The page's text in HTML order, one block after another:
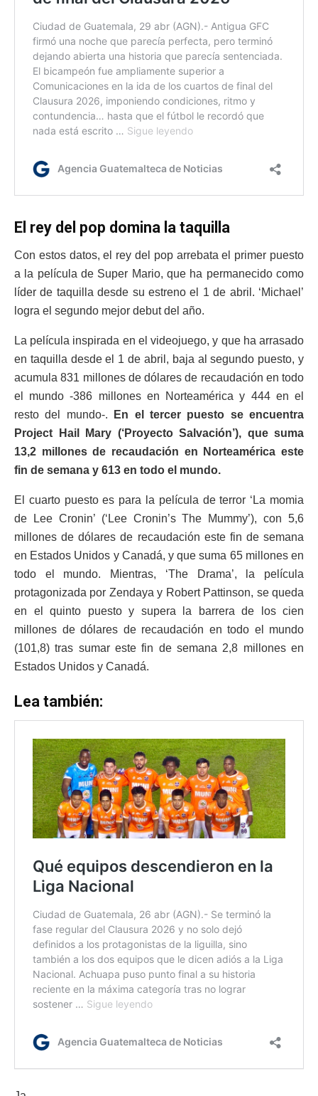
El rey del pop domina la taquilla
Con estos datos, el rey del pop arrebata el primer puesto
a la película de Super Mario, que ha permanecido como
líder de taquilla desde su estreno el 1 de abril. ‘Michael’
logra el segundo mejor debut del año.
La película inspirada en el videojuego, y que ha arrasado
en taquilla desde el 1 de abril, baja al segundo puesto, y
acumula 831 millones de dólares de recaudación en todo
el mundo -386 millones en Norteamérica y 444 en el
resto del mundo-.
En el tercer puesto se encuentra
Project Hail Mary (‘Proyecto Salvación’), que suma
13,2 millones de recaudación en Norteamérica este
fin de semana y 613 en todo el mundo.
El cuarto puesto es para la película de terror ‘La momia
de Lee Cronin’ (‘Lee Cronin’s The Mummy’), con 5,6
millones de dólares de recaudación este fin de semana
en Estados Unidos y Canadá, y que suma 65 millones en
todo el mundo. Mientras, ‘The Drama’, la película
protagonizada por Zendaya y Robert Pattinson, se queda
en el quinto puesto y supera la barrera de los cien
millones de dólares de recaudación en todo el mundo
(101,8) tras sumar este fin de semana 2,8 millones en
Estados Unidos y Canadá.
Lea también: